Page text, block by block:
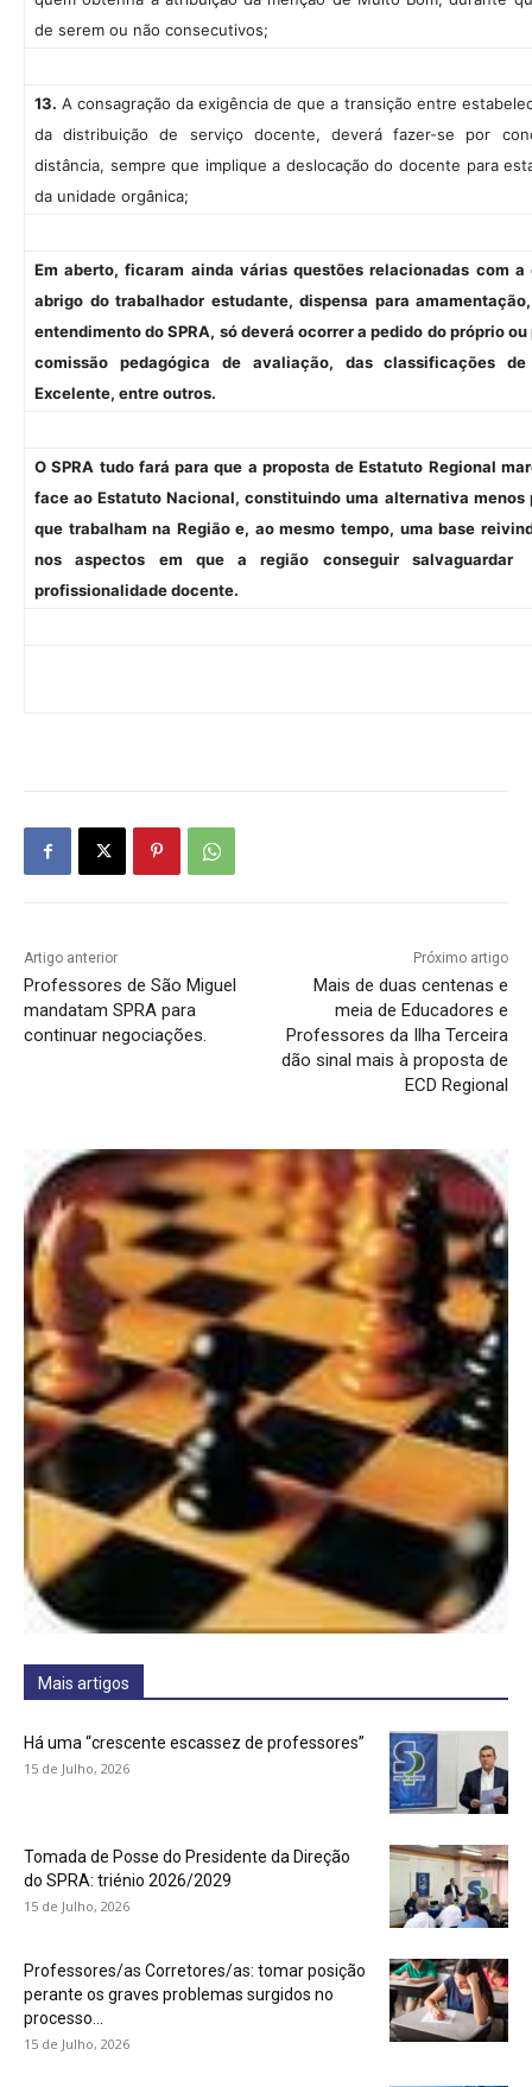
de serem ou não consecutivos;
13. A consagração da exigência de que a transição entre
da distribuição de serviço docente, deverá fazer-se por
distância, sempre que implique a deslocação do docente para
da unidade orgânica;
Em aberto, ficaram ainda várias questões relacionadas com
abrigo do trabalhador estudante, dispensa para
entendimento do SPRA, só deverá ocorrer a pedido do próprio
comissão pedagógica de avaliação, das classificações
Excelente, entre outros.
O SPRA tudo fará para que a proposta de Estatuto Regional
face ao Estatuto Nacional, constituindo uma alternativa menos
que trabalham na Região e, ao mesmo tempo, uma base
nos aspectos em que a região conseguir salvaguardar
profissionalidade docente.
Artigo anterior
Professores de São Miguel
mandatam SPRA para
continuar negociações.
Próximo artigo
Mais de duas centenas e
meia de Educadores e
Professores da Ilha Terceira
dão sinal mais à proposta de
ECD Regional
Mais artigos
Há uma “crescente escassez de professores”
15 de Julho, 2026
Tomada de Posse do Presidente da Direção
do SPRA: triénio 2026/2029
15 de Julho, 2026
Professores/as Corretores/as: tomar posição
perante os graves problemas surgidos no
processo...
15 de Julho, 2026